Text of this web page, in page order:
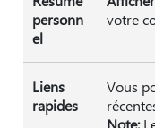
personn
el
votre
Liens
rapides
Vous